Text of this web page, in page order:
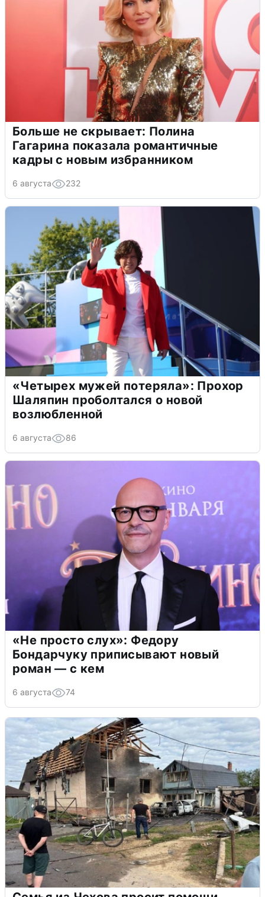
Больше не скрывает: Полина
Гагарина показала романтичные
кадры с новым избранником
6 августа 232
«Четырех мужей потеряла»: Прохор
Шаляпин проболтался о новой
возлюбленной
6 августа 86
«Не просто слух»: Федору
Бондарчуку приписывают новый
роман — с кем
6 августа 74